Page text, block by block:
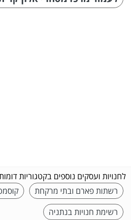
לחנויות ועסקים נוספים בקטגוריות
רשתות פארם ובתי מרקחת
רשימת חנויות בנתניה